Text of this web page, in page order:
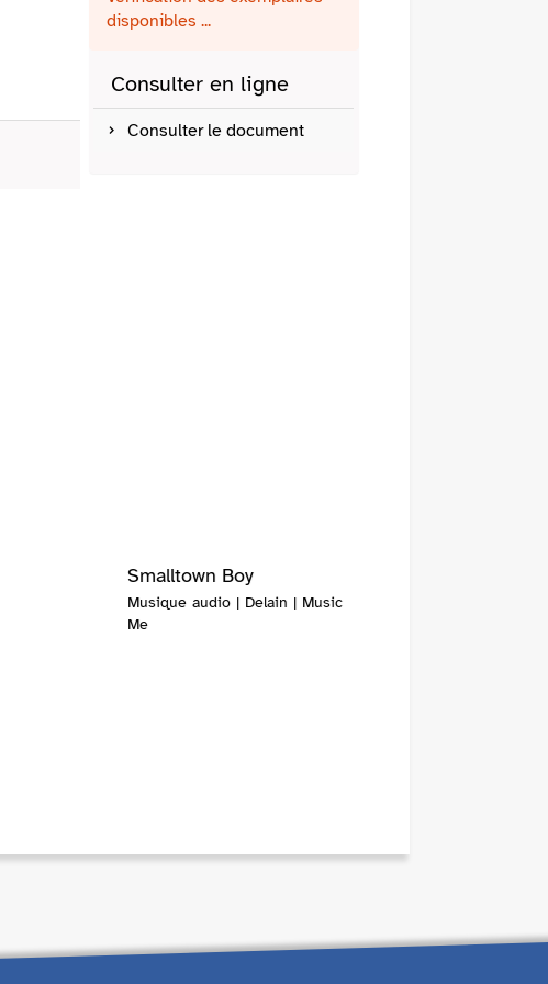
disponibles ...
Consulter en ligne
Consulter le document
Smalltown Boy
Musique audio | Delain | Music
Me